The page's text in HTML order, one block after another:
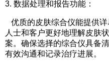
3. 数据处理和报告功能：
优质的皮肤综合仪能提供
人士和客户更好地理解皮肤
案。确保选择的综合仪具备
有效沟通和记录治疗进展。